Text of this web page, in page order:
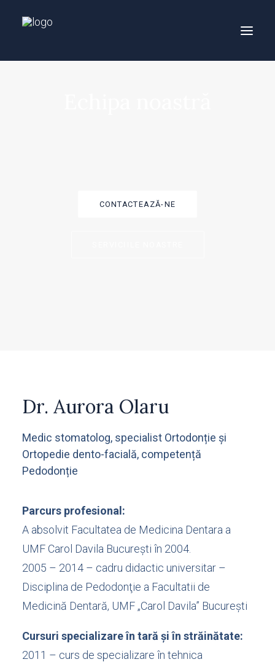
CONTACTEAZĂ-NE
Dr. Aurora Olaru
Medic stomatolog, specialist Ortodonție și
Ortopedie dento-facială, competență
Pedodonție
Parcurs profesional:
A absolvit Facultatea de Medicina Dentara a
UMF Carol Davila București în 2004.
2005 – 2014 – cadru didactic universitar –
Disciplina de Pedodonţie a Facultatii de
Medicină Dentară, UMF „Carol Davila” Bucureşti
Cursuri specializare în tară și în străinătate:
2011 – curs de specializare în tehnica